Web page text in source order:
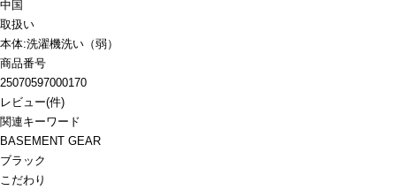
中国
取扱い
本体:洗濯機洗い（弱）
商品番号
25070597000170
レビュー(件)
関連キーワード
BASEMENT GEAR
ブラック
こだわり